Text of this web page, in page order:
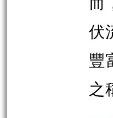
伏
豐
之